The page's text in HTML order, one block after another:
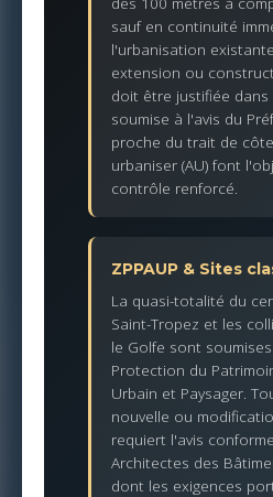
sauf en continuité
l'urbanisation
extension ou
doit être justifiée dans
soumise à l'avis du
proche du trait de
urbaniser (AU) font
contrôle renforcé.
ZPPAUP & Sites
La quasi-totalité du
Saint-Tropez et les
le Golfe sont
Protection du
Urbain et Paysager.
nouvelle ou
requiert l'avis
Architectes des
dont les exigences